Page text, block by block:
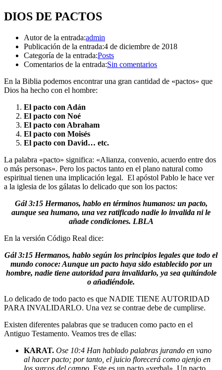
DIOS DE PACTOS
Autor de la entrada:admin
Publicación de la entrada:4 de diciembre de 2018
Categoría de la entrada:Posts
Comentarios de la entrada:Sin comentarios
En la Biblia podemos encontrar una gran cantidad de «pactos» que
Dios ha hecho con el hombre:
El pacto con Adán
El pacto con Noé
El pacto con Abraham
El pacto con Moisés
El pacto con David… etc.
La palabra «pacto» significa: «Alianza, convenio, acuerdo entre dos
o más personas». Pero los pactos tanto en el plano natural como
espiritual tienen una implicación legal. El apóstol Pablo le hace ver
a la iglesia de los gálatas lo delicado que son los pactos:
Gál 3:15 Hermanos, hablo en términos humanos: un pacto,
aunque sea humano, una vez ratificado nadie lo invalida ni le
añade condiciones. LBLA
En la versión Código Real dice:
Gál 3:15 Hermanos, hablo según los principios legales que todo el
mundo conoce: Aunque un pacto haya sido establecido por un
hombre, nadie tiene autoridad para invalidarlo, ya sea quitándole
o añadiéndole.
Lo delicado de todo pacto es que NADIE TIENE AUTORIDAD
PARA INVALIDARLO. Una vez se contrae debe de cumplirse.
Existen diferentes palabras que se traducen como pacto en el
Antiguo Testamento. Veamos tres de ellas:
KARAT. Ose 10:4 Han hablado palabras jurando en vano
al hacer pacto; por tanto, el juicio florecerá como ajenjo en
los surcos del campo. Este es un pacto «verbal». Un pacto